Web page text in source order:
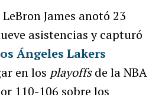
LeBron James anotó 23
asistencias y capturó
Ángeles Lakers
en los playoffsde la NBA
110-106 sobre los